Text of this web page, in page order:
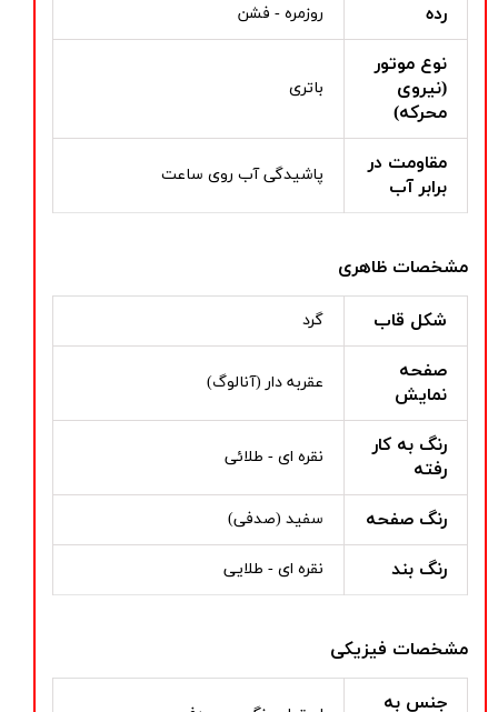
رده روزمره - فشن
نوع موتور
(نیروی
محرکه)
باتری
مقاومت در
برابر آب
پاشیدگی آب روی ساعت
مشخصات ظاهری
شکل قاب گرد
صفحه
نمایش
عقربه دار (آنالوگ)
رنگ به کار
رفته
نقره ای - طلائی
رنگ صفحه سفید (صدفی)
رنگ بند نقره ای - طلایی
مشخصات فیزیکی
جنس به